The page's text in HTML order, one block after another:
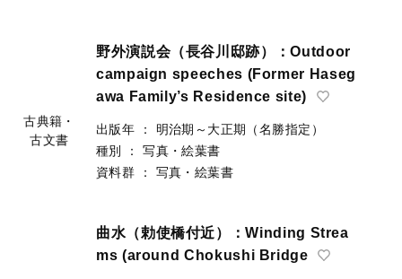
古典籍・
古文書
野外演説会（長谷川邸跡）：Outdoor
campaign speeches (Former Haseg
awa Family’s Residence site)
出版年 ：
明治期～大正期（名勝指定）
種別
：
写真・絵葉書
資料群
： 写真・絵葉書
曲水（勅使橋付近）：Winding Strea
ms (around Chokushi Bridge